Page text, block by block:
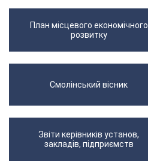
План місцевого економічного
розвитку
Смолінський вісник
Звіти керівників установ,
закладів, підприємств